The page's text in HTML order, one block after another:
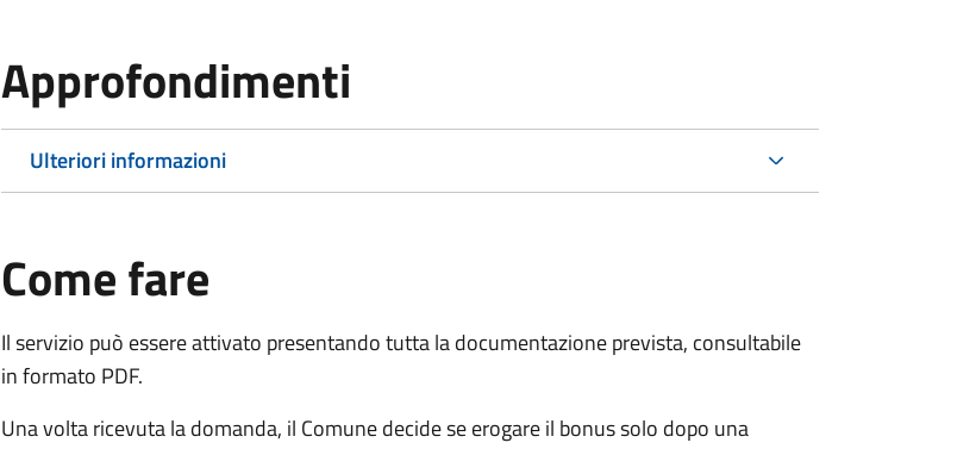
Approfondimenti
Ulteriori informazioni
Come fare
Il servizio può essere attivato presentando tutta la documentazione prevista, consultabile
in formato PDF.
Una volta ricevuta la domanda, il Comune decide se erogare il bonus solo dopo una